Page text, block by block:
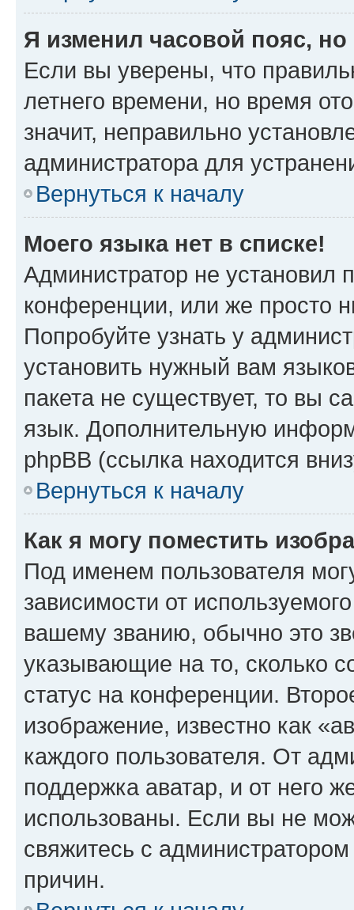
Я изменил часовой пояс,
Если вы уверены, что
летнего времени, но время
значит, неправильно
администратора для
Вернуться к началу
Моего языка нет в списке!
Администратор не установил
конференции, или же просто
Попробуйте узнать у
установить нужный вам
пакета не существует, то вы
язык. Дополнительную
phpBB (ссылка находится
Вернуться к началу
Как я могу поместить
Под именем пользователя
зависимости от
вашему званию, обычно это
указывающие на то, сколько
статус на конференции.
изображение, известно как
каждого пользователя. От
поддержка аватар, и от него
использованы. Если вы не
свяжитесь с
причин.